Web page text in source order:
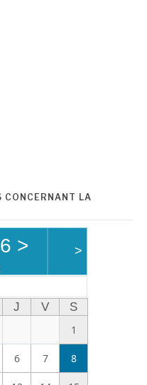
CONCERNANT LA
> >
J V
S
1
6 7 8